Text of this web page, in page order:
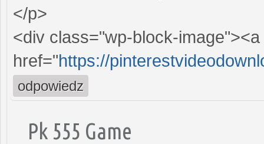
</p>
<div class="wp-block-image"><a
href="https://
odpowiedz
Pk 555 Game